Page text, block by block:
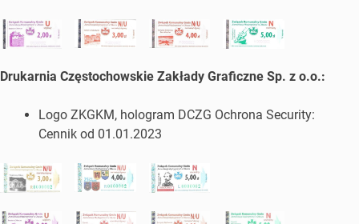
Drukarnia Częstochowskie Zakłady Graficzne Sp. z o.o.:
Logo ZKGKM, hologram DCZG Ochrona Security:
Cennik od 01.01.2023